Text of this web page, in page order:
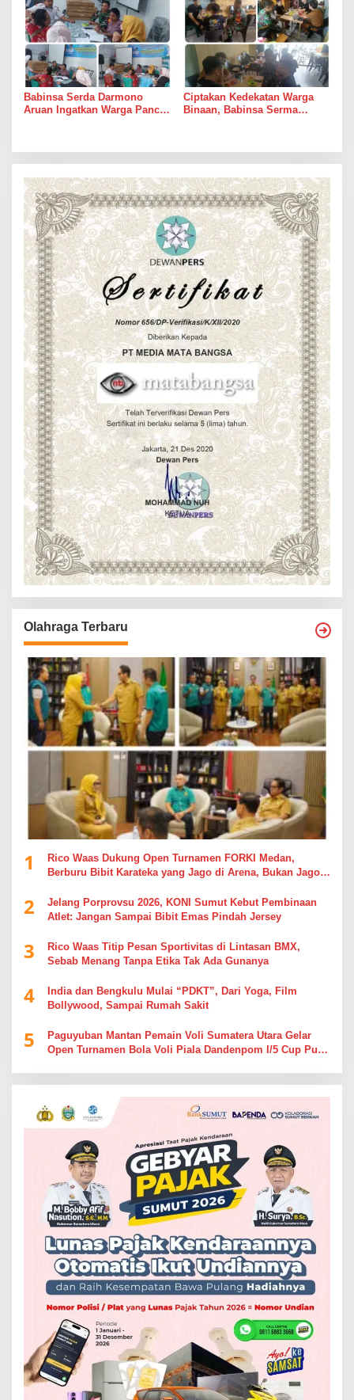
Langkah Mitigasi
Babinsa Serda Darmono
Aruan Ingatkan Warga Pancur
Ciptakan Kedekatan Warga
Binaan, Babinsa Serma
Olahraga Terbaru
1
Rico Waas Dukung Open Turnamen FORKI Medan,
Berburu Bibit Karateka yang Jago di Arena, Bukan Jago
2
Jelang Porprovsu 2026, KONI Sumut Kebut Pembinaan
Atlet: Jangan Sampai Bibit Emas Pindah Jersey
3
Rico Waas Titip Pesan Sportivitas di Lintasan BMX,
Sebab Menang Tanpa Etika Tak Ada Gunanya
4
India dan Bengkulu Mulai “PDKT”, Dari Yoga, Film
Bollywood, Sampai Rumah Sakit
5
Paguyuban Mantan Pemain Voli Sumatera Utara Gelar
Open Turnamen Bola Voli Piala Dandenpom I/5 Cup Putra